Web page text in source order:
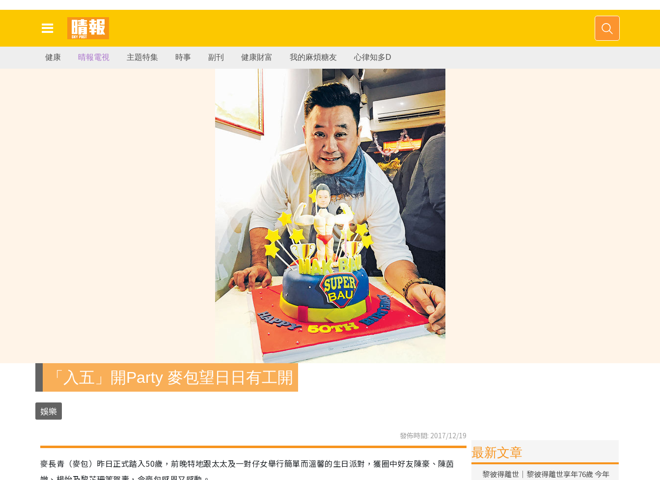
健康 晴報電視 主題特集 時事 副刊 健康財富 我的麻煩糖友 心律知多D
「入五」開Party 麥包望日日有工開
娛樂
發佈時間: 2017/12/19
麥長青（麥包）昨日正式踏入50歲，前晚特地跟太太及一對仔女舉行簡單而溫馨的生日派對，獲圈中好友陳豪、陳茵
最新文章
黎彼得離世｜黎彼得離世享年76歲 今年